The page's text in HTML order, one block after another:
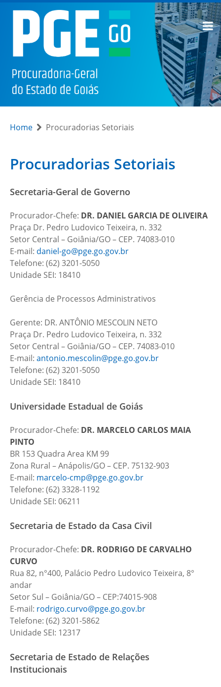
Home Procuradorias Setoriais
Procuradorias Setoriais
Secretaria-Geral de Governo
Procurador-Chefe: DR. DANIEL GARCIA DE OLIVEIRA
Praça Dr. Pedro Ludovico Teixeira, n. 332
Setor Central – Goiânia/GO – CEP. 74083-010
E-mail: daniel-go@pge.go.gov.br
Telefone: (62) 3201-5050
Unidade SEI: 18410
Gerência de Processos Administrativos
Gerente: DR. ANTÔNIO MESCOLIN NETO
Praça Dr. Pedro Ludovico Teixeira, n. 332
Setor Central – Goiânia/GO – CEP. 74083-010
E-mail: antonio.mescolin@pge.go.gov.br
Telefone: (62) 3201-5050
Unidade SEI: 18410
Universidade Estadual de Goiás
Procurador-Chefe: DR. MARCELO CARLOS MAIA
PINTO
BR 153 Quadra Area KM 99
Zona Rural – Anápolis/GO – CEP. 75132-903
E-mail: marcelo-cmp@pge.go.gov.br
Telefone: (62) 3328-1192
Unidade SEI: 06211
Secretaria de Estado da Casa Civil
Procurador-Chefe: DR. RODRIGO DE CARVALHO
CURVO
Rua 82, n°400, Palácio Pedro Ludovico Teixeira, 8°
andar
Setor Sul – Goiânia/GO – CEP:74015-908
E-mail: rodrigo.curvo@pge.go.gov.br
Telefone: (62) 3201-5862
Unidade SEI: 12317
Secretaria de Estado de Relações
Institucionais